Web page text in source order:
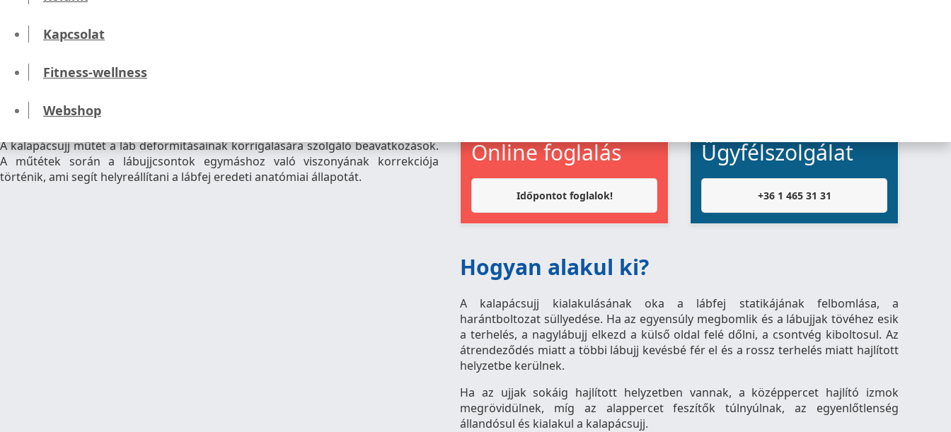
Kapcsolat
Fitness-wellness
Webshop
Műtétek
Kalapácsujj műtét
Kalapácsujj műtét
A kalapácsujj műtét a láb deformitásainak korrigálására szolgáló beavatkozások.
A műtétek során a lábujjcsontok egymáshoz való viszonyának korrekciója
történik, ami segít helyreállítani a lábfej eredeti anatómiai állapotát.
Online foglalás
Időpontot foglalok!
Ügyfélszolgálat
+36 1 465 31 31
Hogyan alakul ki?
A kalapácsujj kialakulásának oka a lábfej statikájának felbomlása, a
harántboltozat süllyedése. Ha az egyensúly megbomlik és a lábujjak tövéhez esik
a terhelés, a nagylábujj elkezd a külső oldal felé dőlni, a csontvég kiboltosul. Az
átrendeződés miatt a többi lábujj kevésbé fér el és a rossz terhelés miatt hajlított
helyzetbe kerülnek.
Ha az ujjak sokáig hajlított helyzetben vannak, a középpercet hajlító izmok
megrövidülnek, míg az alappercet feszítők túlnyúlnak, az egyenlőtlenség
állandósul és kialakul a kalapácsujj.